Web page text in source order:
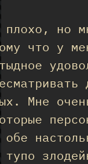
плохо, но
что у
Мне
обе
тупо